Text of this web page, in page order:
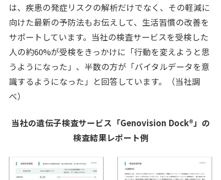
は、疾患の発症リスクの解析だけでなく、その軽減に
向けた最新の予防法もお伝えして、生活習慣の改善を
サポートしています。当社の検査サービスを受検した
人の約60%が受検をきっかけに「行動を変えようと思
うようになった」、半数の方が「バイタルデータを意
識するようになった」と回答しています。（当社調
べ）
当社の遺伝子検査サービス「Genovision Dock®」の
検査結果レポート例